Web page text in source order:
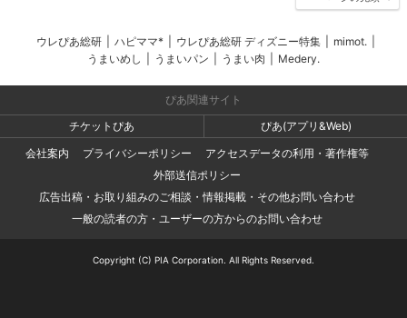
ウレぴあ総研 ハピママ* ウレぴあ総研 ディズニー特集 mimot.
うまいめし
うまいパン うまい肉 Medery.
ぴあ関連サイト
チケットぴあ
ぴあ(アプリ&Web)
会社案内
プライバシーポリシー
アクセスデータの利用・著作権等
外部送信ポリシー
広告出稿・お取り組みのご相談・情報掲載・その他お問い合わせ
一般の読者の方・ユーザーの方からのお問い合わせ
Copyright (C) PIA Corporation. All Rights Reserved.